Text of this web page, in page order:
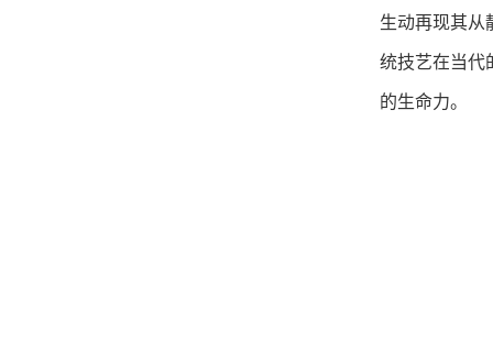
生动再现其从
统技艺在当代
的生命力。